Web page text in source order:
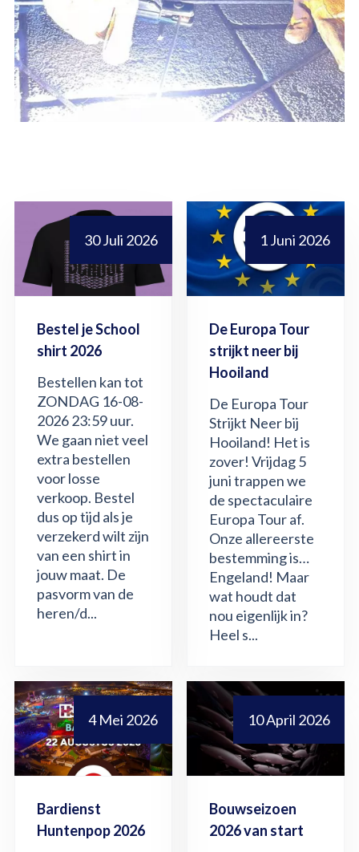
30 Juli 2026
Bestel je School
shirt 2026
Bestellen kan tot
ZONDAG 16-08-
2026 23:59 uur.
We gaan niet veel
extra bestellen
voor losse
verkoop. Bestel
dus op tijd als je
verzekerd wilt zijn
van een shirt in
jouw maat. De
pasvorm van de
heren/d...
1 Juni 2026
De Europa Tour
strijkt neer bij
Hooiland
De Europa Tour
Strijkt Neer bij
Hooiland! Het is
zover! Vrijdag 5
juni trappen we
de spectaculaire
Europa Tour af.
Onze allereerste
bestemming is…
Engeland! Maar
wat houdt dat
nou eigenlijk in?
Heel s...
4 Mei 2026
Bardienst
Huntenpop 2026
10 April 2026
Bouwseizoen
2026 van start